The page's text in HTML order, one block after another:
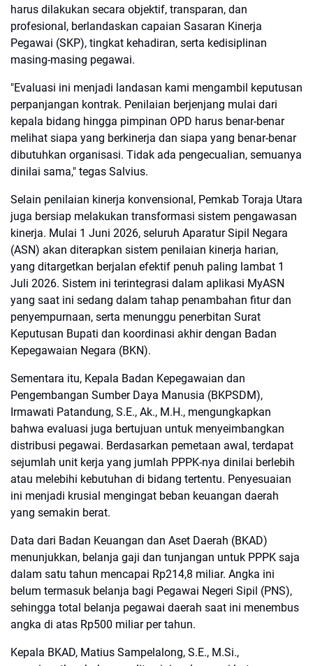
harus dilakukan secara objektif, transparan, dan
profesional, berlandaskan capaian Sasaran Kinerja
Pegawai (SKP), tingkat kehadiran, serta kedisiplinan
masing-masing pegawai.
"Evaluasi ini menjadi landasan kami mengambil keputusan
perpanjangan kontrak. Penilaian berjenjang mulai dari
kepala bidang hingga pimpinan OPD harus benar-benar
melihat siapa yang berkinerja dan siapa yang benar-benar
dibutuhkan organisasi. Tidak ada pengecualian, semuanya
dinilai sama," tegas Salvius.
Selain penilaian kinerja konvensional, Pemkab Toraja Utara
juga bersiap melakukan transformasi sistem pengawasan
kinerja. Mulai 1 Juni 2026, seluruh Aparatur Sipil Negara
(ASN) akan diterapkan sistem penilaian kinerja harian,
yang ditargetkan berjalan efektif penuh paling lambat 1
Juli 2026. Sistem ini terintegrasi dalam aplikasi MyASN
yang saat ini sedang dalam tahap penambahan fitur dan
penyempurnaan, serta menunggu penerbitan Surat
Keputusan Bupati dan koordinasi akhir dengan Badan
Kepegawaian Negara (BKN).
Sementara itu, Kepala Badan Kepegawaian dan
Pengembangan Sumber Daya Manusia (BKPSDM),
Irmawati Patandung, S.E., Ak., M.H., mengungkapkan
bahwa evaluasi juga bertujuan untuk menyeimbangkan
distribusi pegawai. Berdasarkan pemetaan awal, terdapat
sejumlah unit kerja yang jumlah PPPK-nya dinilai berlebih
atau melebihi kebutuhan di bidang tertentu. Penyesuaian
ini menjadi krusial mengingat beban keuangan daerah
yang semakin berat.
Data dari Badan Keuangan dan Aset Daerah (BKAD)
menunjukkan, belanja gaji dan tunjangan untuk PPPK saja
dalam satu tahun mencapai Rp214,8 miliar. Angka ini
belum termasuk belanja bagi Pegawai Negeri Sipil (PNS),
sehingga total belanja pegawai daerah saat ini menembus
angka di atas Rp500 miliar per tahun.
Kepala BKAD, Matius Sampelalong, S.E., M.Si.,